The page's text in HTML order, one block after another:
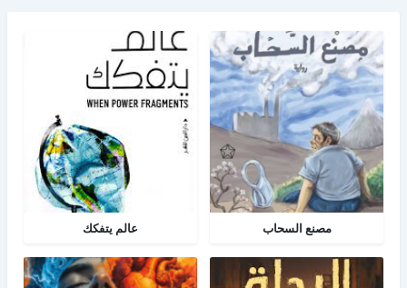
مصنع السحاب عالم يتفكك